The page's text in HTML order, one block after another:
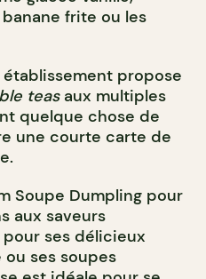
frite ou les
propose
teas aux multiples
quelque chose de
une courte carte de
Soupe Dumpling pour
aux saveurs
ses délicieux
ses soupes